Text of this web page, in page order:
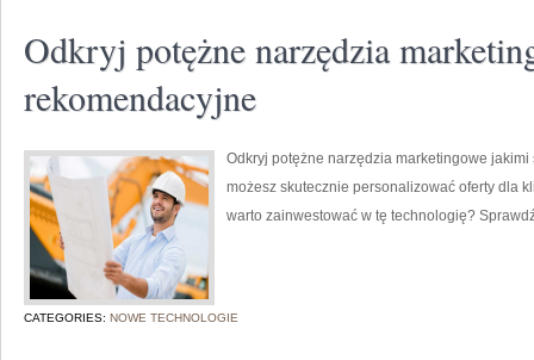
Odkryj potężne narzędzia
rekomendacyjne
Odkryj potężne narzędzia marketingowe
możesz skutecznie personalizować oferty dla
warto zainwestować w tę technologię?
CATEGORIES: NOWE TECHNOLOGIE